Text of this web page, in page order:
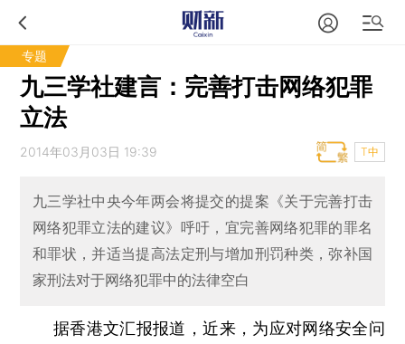
专题
九三学社建言：完善打击网络犯罪
立法
2014年03月03日 19:39 T中
九三学社中央今年两会将提交的提案《关于完善打击
网络犯罪立法的建议》呼吁，宜完善网络犯罪的罪名
和罪状，并适当提高法定刑与增加刑罚种类，弥补国
家刑法对于网络犯罪中的法律空白
据香港文汇报报道，近来，为应对网络安全问